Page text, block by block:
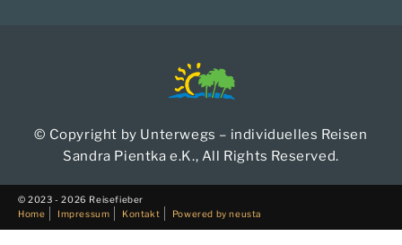
© Copyright by Unterwegs – individuelles Reisen
Sandra Pientka e.K., All Rights Reserved.
© 2023 - 2026 Reisefieber
Home
Impressum Kontakt Powered by neusta